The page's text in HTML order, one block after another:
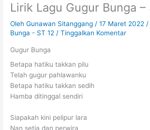
Lirik Lagu Gugur Bunga –
OlehGunawan Sitanggang /17 Maret 2022 /
Bunga - ST 12 /Tinggalkan Komentar
Gugur Bunga
Betapa hatiku takkan pilu
Telah gugur pahlawanku
Betapa hatiku takkan sedih
Hamba ditinggal sendiri
Siapakah kini pelipur lara
Nan setia dan perwira